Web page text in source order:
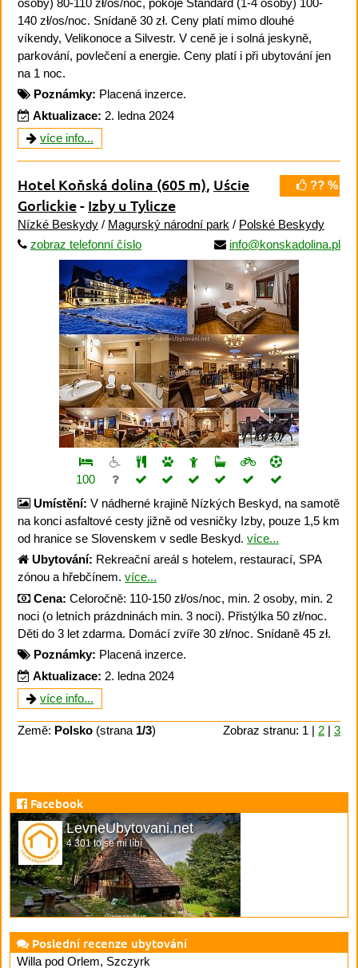
140 zł/os/noc. Snídaně 30 zł. Ceny platí mimo dlouhé
víkendy, Velikonoce a Silvestr. V ceně je i solná jeskyně,
parkování, povlečení a energie. Ceny platí i při ubytování jen
na 1 noc.
Poznámky: Placená inzerce.
Aktualizace: 2. ledna 2024
více info...
?? %
Hotel Koňská dolina (605 m), Uście
Gorlickie- Izby u Tylicze
Nízké Beskydy / Magurský národní park / Polské Beskydy
zobraz telefonní číslo
info@konskadolina.pl
100
Umístění: V nádherné krajině Nízkých Beskyd, na samotě
na konci asfaltové cesty jižně od vesničky Izby, pouze 1,5 km
od hranice se Slovenskem v sedle Beskyd. více...
Ubytování: Rekreační areál s hotelem, restaurací, SPA
zónou a hřebčínem. více...
Cena: Celoročně: 110-150 zł/os/noc, min. 2 osoby, min. 2
noci (o letních prázdninách min. 3 noci). Přistýlka 50 zł/noc.
Děti do 3 let zdarma. Domácí zvíře 30 zł/noc. Snídaně 45 zł.
Poznámky: Placená inzerce.
Aktualizace: 2. ledna 2024
více info...
Země: Polsko (strana 1/3) Zobraz stranu: 1 | 2 | 3
Facebook
LevneUbytovani.net
4 301 to se mi líbí
Poslední recenze ubytování
Willa pod Orlem, Szczyrk